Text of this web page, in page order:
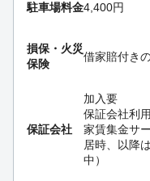
駐車場料金4,400円
損保・ 火災
保険
借家賠付き
保証会社
加入要
保証会社利
家賃集金サ
居時、以降
中）